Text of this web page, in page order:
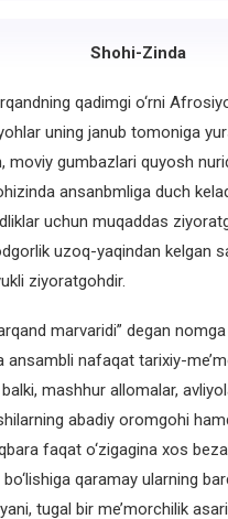
Shohi-Zinda
qadimgi o‘rni
uning janub tomoniga
moviy gumbazlari quyosh
ansanbmliga duch
uchun muqaddas
uzoq-yaqindan kelgan
ziyoratgohdir.
marvaridi” degan nomga
ansambli nafaqat tarixiy-
mashhur allomalar,
abadiy oromgohi
faqat o‘zigagina xos
qaramay ularning
tugal bir me’morchilik